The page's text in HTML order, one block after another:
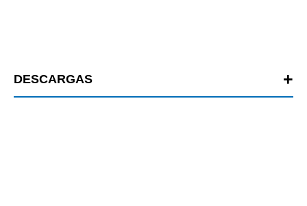
DESCARGAS